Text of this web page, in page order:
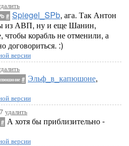
# Spiegel_SPb, ага. Так Антон
из АВП, ну и еще Шанин,
чтобы корабль не отменили, а
договориться. :)
версии
# Эльф_в_капюшоне,
версии
удалить
# А хотя бы приблизительно -
версии